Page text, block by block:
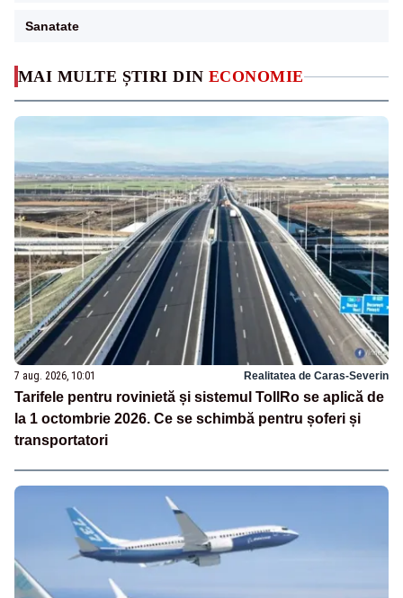
MAI MULTE ȘTIRI DIN ECONOMIE
7 aug. 2026, 10:01 Realitatea de Caras-Severin
Tarifele pentru rovinietă și sistemul TollRo se aplică de
la 1 octombrie 2026. Ce se schimbă pentru șoferi și
transportatori
Sanatate